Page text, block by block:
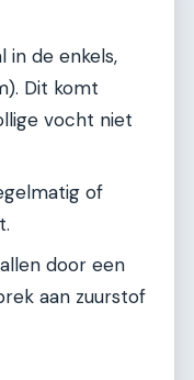
in de enkels,
Dit komt
vocht niet
of
door een
aan zuurstof